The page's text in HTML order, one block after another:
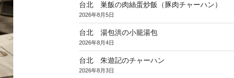
台北 巣飯の肉絲蛋炒飯（豚肉チャーハン）
2026年8月5日
台北 湯包洪の小籠湯包
2026年8月4日
台北 朱遊記のチャーハン
2026年8月3日